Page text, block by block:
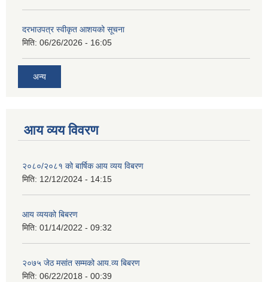
दरभाउपत्र स्वीकृत आशयको सूचना
मिति: 06/26/2026 - 16:05
अन्य
आय व्यय विवरण
२०८०/२०८१ को बार्षिक आय व्यय विबरण
मिति: 12/12/2024 - 14:15
आय व्ययको बिबरण
मिति: 01/14/2022 - 09:32
२०७५ जेठ मसांत सम्मको आय.व्य बिबरण
मिति: 06/22/2018 - 00:39